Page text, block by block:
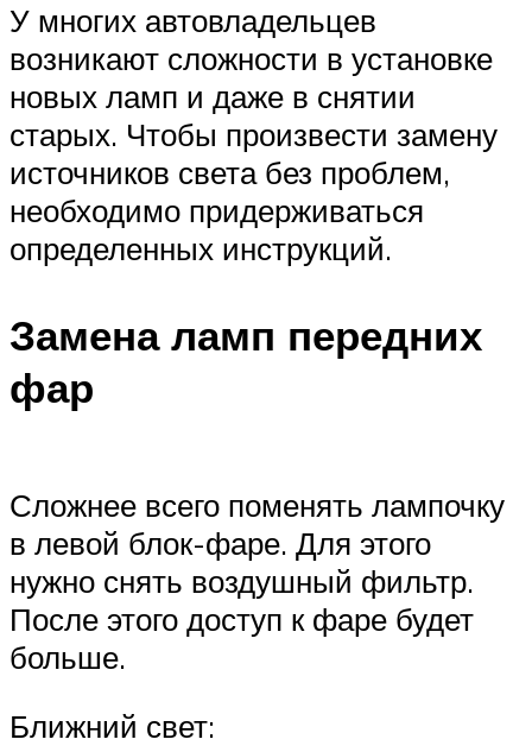
У многих автовладельцев
возникают сложности в установке
новых ламп и даже в снятии
старых. Чтобы произвести замену
источников света без проблем,
необходимо придерживаться
определенных инструкций.
Замена ламп передних
фар
Сложнее всего поменять лампочку
в левой блок-фаре. Для этого
нужно снять воздушный фильтр.
После этого доступ к фаре будет
больше.
Ближний свет: